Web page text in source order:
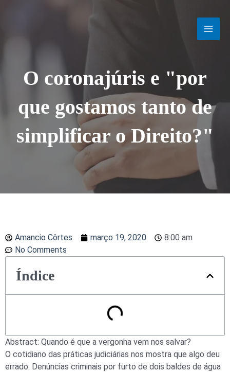
O coronajúris e "por
que gostamos tanto de
simplificar o Direito?"
Amancio Côrtes março 19, 2020
8:00 am
No Comments
Índice
Abstract: Quando é que a vergonha vem nos salvar?
O cotidiano das práticas judiciárias nos mostra que algo deu
errado. Denúncias criminais por furto de dois baldes de água